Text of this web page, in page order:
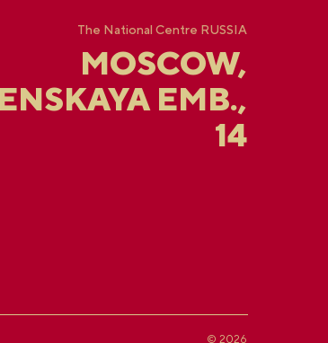
The National Centre RUSSIA
MOSCOW,
EMB.,
14
© 2026